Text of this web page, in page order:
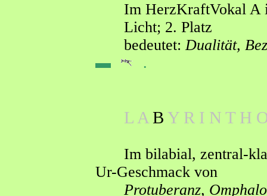
Im HerzKraftVokal A
Licht; 2. Platz
bedeutet:Dualität,
▬
.
L A B Y R I N T H
Im bilabial, zentral-
Ur-Geschmack von
Protuberanz,